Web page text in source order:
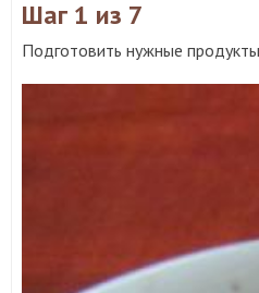
Шаг 1 из 7
Подготовить нужные